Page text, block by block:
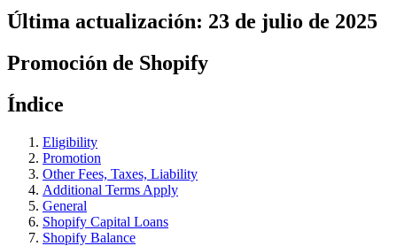
Última actualización: 23 de julio de 2025
Promoción de Shopify
Índice
Eligibility
Promotion
Other Fees, Taxes, Liability
Additional Terms Apply
General
Shopify Capital Loans
Shopify Balance